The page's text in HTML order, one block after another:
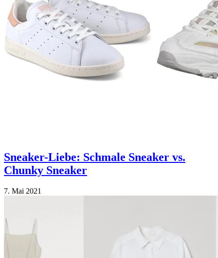
Sneaker-Liebe: Schmale Sneaker vs.
Chunky Sneaker
7. Mai 2021